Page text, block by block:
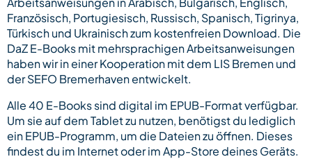
Französisch, Portugiesisch, Russisch, Spanisch, Tigrinya,
Türkisch und Ukrainisch zum kostenfreien Download. Die
DaZ E-Books mit mehrsprachigen Arbeitsanweisungen
haben wir in einer Kooperation mit dem LIS Bremen und
der SEFO Bremerhaven entwickelt.
Alle 40 E-Books sind digital im EPUB-Format verfügbar.
Um sie auf dem Tablet zu nutzen, benötigst du lediglich
ein EPUB-Programm, um die Dateien zu öffnen. Dieses
findest du im Internet oder im App-Store deines Geräts.